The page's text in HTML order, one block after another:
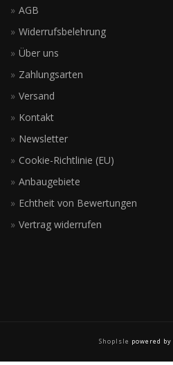
AGB
Widerrufsbelehrung
Über uns
Zahlungsarten
Versand
Kontakt
Newsletter
Cookie-Richtlinie (EU)
Anbaugebiete
Echtheit von Bewertungen
Vertrag widerrufen
ShopIsle powered by